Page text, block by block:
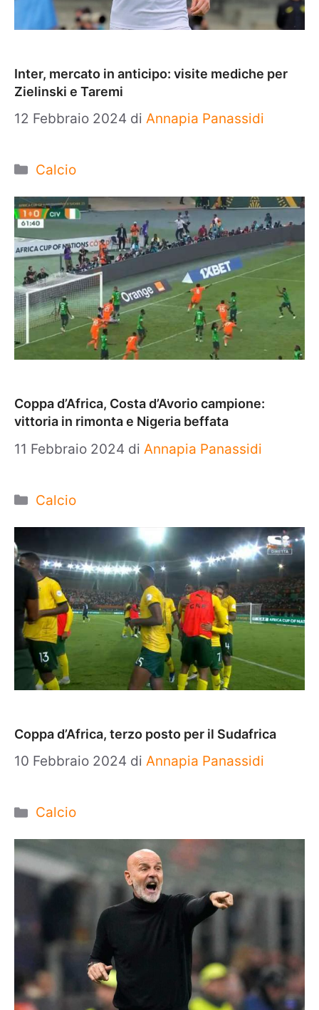
Inter, mercato in anticipo: visite mediche per
Zielinski e Taremi
12 Febbraio 2024 di Annapia Panassidi
Categorie
Calcio
Coppa d’Africa, Costa d’Avorio campione:
vittoria in rimonta e Nigeria beffata
11 Febbraio 2024 di Annapia Panassidi
Categorie
Calcio
Coppa d’Africa, terzo posto per il Sudafrica
10 Febbraio 2024 di Annapia Panassidi
Categorie
Calcio